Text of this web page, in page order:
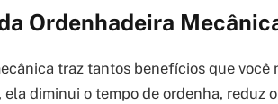
Ordenhadeira
traz tantos benefícios que você
diminui o tempo de ordenha, reduz